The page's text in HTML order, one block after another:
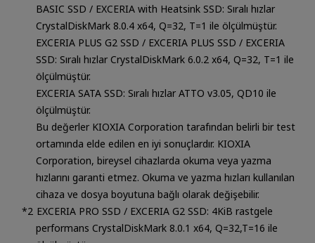
BASIC SSD / EXCERIA with Heatsink SSD: Sıralı hızlar
CrystalDiskMark 8.0.4 x64, Q=32, T=1 ile ölçülmüştür.
EXCERIA PLUS G2 SSD / EXCERIA PLUS SSD / EXCERIA
SSD: Sıralı hızlar CrystalDiskMark 6.0.2 x64, Q=32, T=1 ile
ölçülmüştür.
EXCERIA SATA SSD: Sıralı hızlar ATTO v3.05, QD10 ile
ölçülmüştür.
Bu değerler KIOXIA Corporation tarafından belirli bir test
ortamında elde edilen en iyi sonuçlardır. KIOXIA
Corporation, bireysel cihazlarda okuma veya yazma
hızlarını garanti etmez. Okuma ve yazma hızları kullanılan
cihaza ve dosya boyutuna bağlı olarak değişebilir.
EXCERIA PRO SSD / EXCERIA G2 SSD: 4KiB rastgele
performans CrystalDiskMark 8.0.1 x64, Q=32,T=16 ile